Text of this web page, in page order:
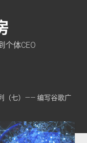
个体CEO
qq wechat
（七）—— 编写谷歌广